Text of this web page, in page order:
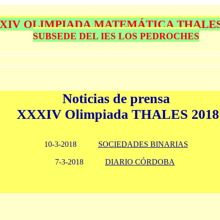
OLIMPIADA MATEMÁTICA
SUBSEDE DEL IES LOS PEDROCHES
Noticias de prensa
XXXIV Olimpiada THALES 2018
10-3-2018 SOCIEDADES BINARIAS
7-3-2018 DIARIO CÓRDOBA